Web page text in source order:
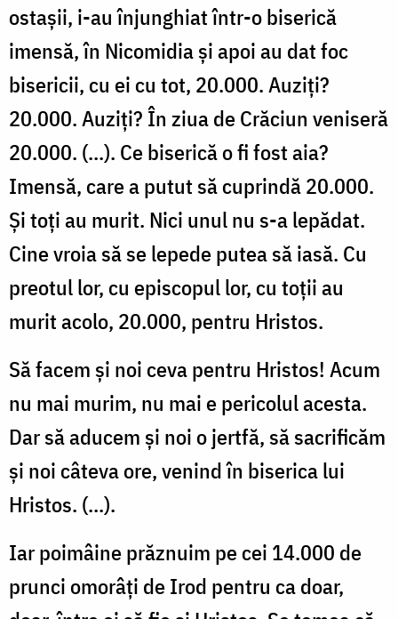
ostaşii, i-au înjunghiat într-o biserică
imensă, în Nicomidia şi apoi au dat foc
bisericii, cu ei cu tot, 20.000. Auziţi?
20.000. Auziţi? În ziua de Crăciun veniseră
20.000. (...). Ce biserică o fi fost aia?
Imensă, care a putut să cuprindă 20.000.
Şi toţi au murit. Nici unul nu s-a lepădat.
Cine vroia să se lepede putea să iasă. Cu
preotul lor, cu episcopul lor, cu toţii au
murit acolo, 20.000, pentru Hristos.
Să facem şi noi ceva pentru Hristos! Acum
nu mai murim, nu mai e pericolul acesta.
Dar să aducem şi noi o jertfă, să sacrificăm
şi noi câteva ore, venind în biserica lui
Hristos. (...).
Iar poimâine prăznuim pe cei 14.000 de
prunci omorâţi de Irod pentru ca doar,